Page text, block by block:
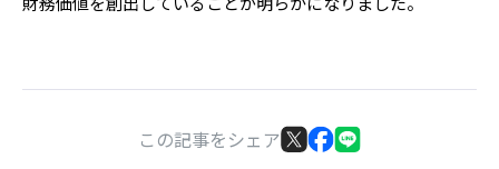
この記事をシェア